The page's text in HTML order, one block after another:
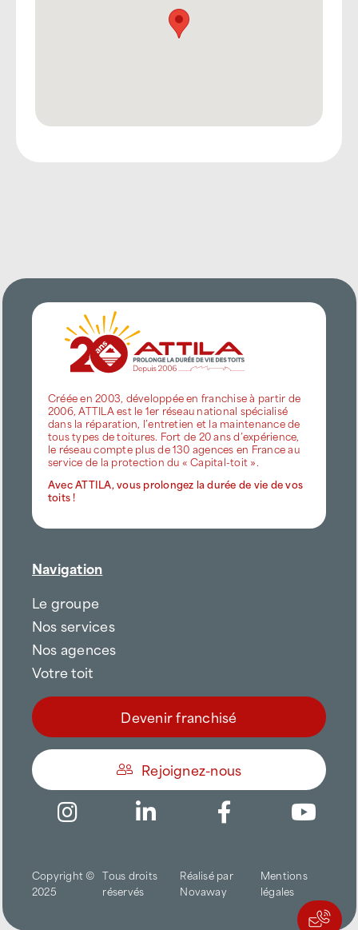
Créée en 2003, développée en franchise à partir de
2006, ATTILA est le 1er réseau national spécialisé
dans la réparation, l’entretien et la maintenance de
tous types de toitures. Fort de 20 ans d’expérience,
le réseau compte plus de 130 agences en France au
service de la protection du « Capital-toit ».
Avec ATTILA, vous prolongez la durée de vie de vos
toits !
Navigation
Le groupe
Nos services
Nos agences
Votre toit
Devenir franchisé
Rejoignez-nous
Copyright ©
2025
Tous droits
réservés
Réalisé par
Novaway
Mentions
légales
Trouver une agence